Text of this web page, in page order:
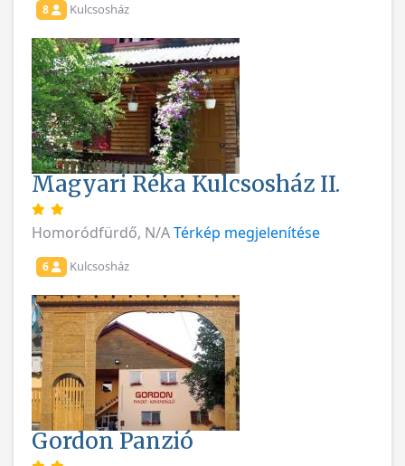
8 Kulcsosház
Magyari Réka Kulcsosház II.
Homoródfürdő, N/ATérkép megjelenítése
6 Kulcsosház
Gordon Panzió